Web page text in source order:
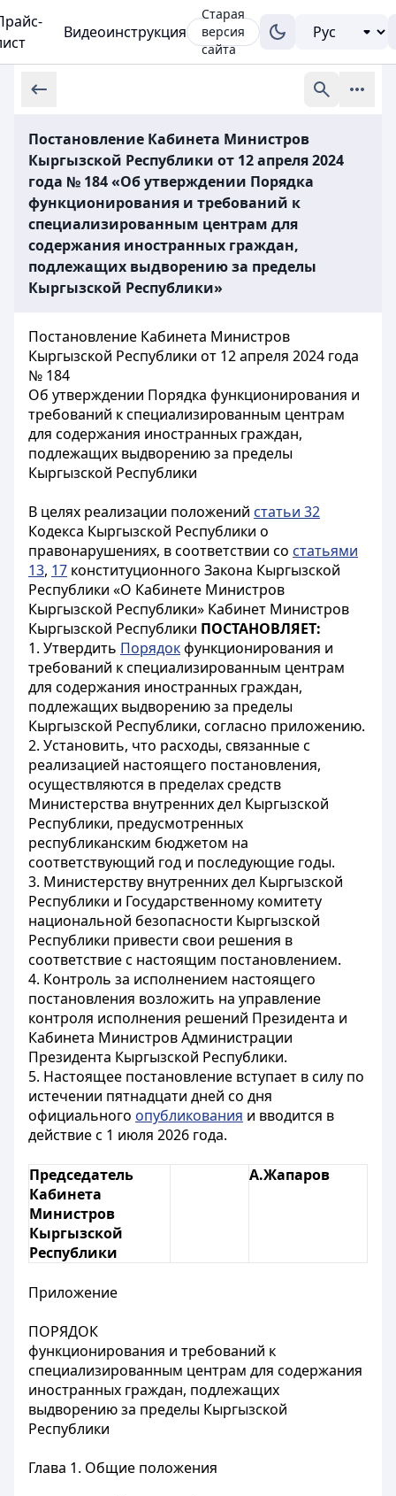
Видеоинструкция
Старая
версия
сайта
Постановление Кабинета Министров
Кыргызской Республики от 12 апреля 2024
года № 184 «Об утверждении Порядка
функционирования и требований к
специализированным центрам для
содержания иностранных граждан,
подлежащих выдворению за пределы
Кыргызской Республики»
Постановление Кабинета Министров
Кыргызской Республики от 12 апреля 2024 года
№ 184
Об утверждении Порядка функционирования и
требований к специализированным центрам
для содержания иностранных граждан,
подлежащих выдворению за пределы
Кыргызской Республики
В целях реализации положений статьи 32
Кодекса Кыргызской Республики о
правонарушениях, в соответствии со статьями
13, 17 конституционного Закона Кыргызской
Республики «О Кабинете Министров
Кыргызской Республики» Кабинет Министров
Кыргызской Республики ПОСТАНОВЛЯЕТ:
1. Утвердить Порядокфункционирования и
требований к специализированным центрам
для содержания иностранных граждан,
подлежащих выдворению за пределы
Кыргызской Республики, согласно приложению.
2. Установить, что расходы, связанные с
реализацией настоящего постановления,
осуществляются в пределах средств
Министерства внутренних дел Кыргызской
Республики, предусмотренных
республиканским бюджетом на
соответствующий год и последующие годы.
3. Министерству внутренних дел Кыргызской
Республики и Государственному комитету
национальной безопасности Кыргызской
Республики привести свои решения в
соответствие с настоящим постановлением.
4. Контроль за исполнением настоящего
постановления возложить на управление
контроля исполнения решений Президента и
Кабинета Министров Администрации
Президента Кыргызской Республики.
5. Настоящее постановление вступает в силу по
истечении пятнадцати дней со дня
официального опубликования и вводится в
действие с 1 июля 2026 года.
Председатель
Кабинета
Министров
Кыргызской
Республики
А.Жапаров
Приложение
ПОРЯДОК
функционирования и требований к
специализированным центрам для содержания
иностранных граждан, подлежащих
выдворению за пределы Кыргызской
Республики
Глава 1. Общие положения